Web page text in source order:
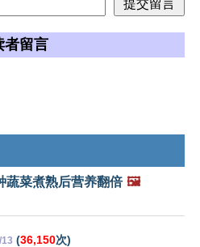
者留言
蔬菜煮熟后营养翻倍 🖼️
(36,150次)